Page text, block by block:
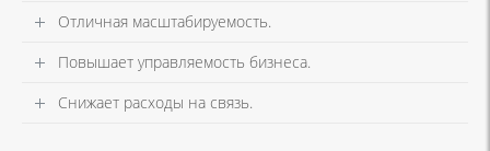
Отличная масштабируемость.
Повышает управляемость бизнеса.
Снижает расходы на связь.